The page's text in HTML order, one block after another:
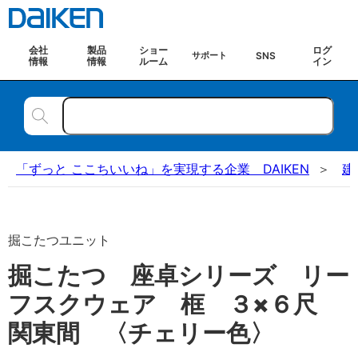
会社
情報
製品
情報
ショー
ルーム
サポート SNS
ログ
イン
「ずっと ここちいいね」を実現する企業 DAIKEN 建
掘こたつユニット
掘こたつ 座卓シリーズ リー
フスクウェア 框 ３×６尺
関東間 〈チェリー色〉